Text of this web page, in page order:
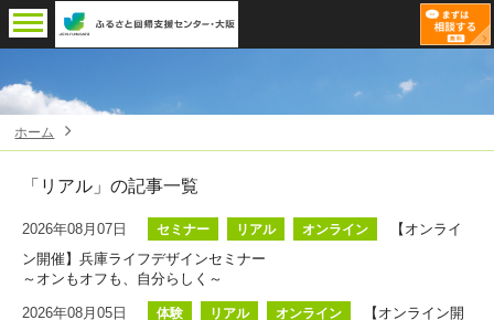
ホーム
「リアル」 の記事一覧
2026年08月07日 セミナー リアル オンライン
【オンライ
ン開催】兵庫ライフデザインセミナー
～オンもオフも、自分らしく～
2026年08月05日 体験 リアル オンライン
【オンライン開